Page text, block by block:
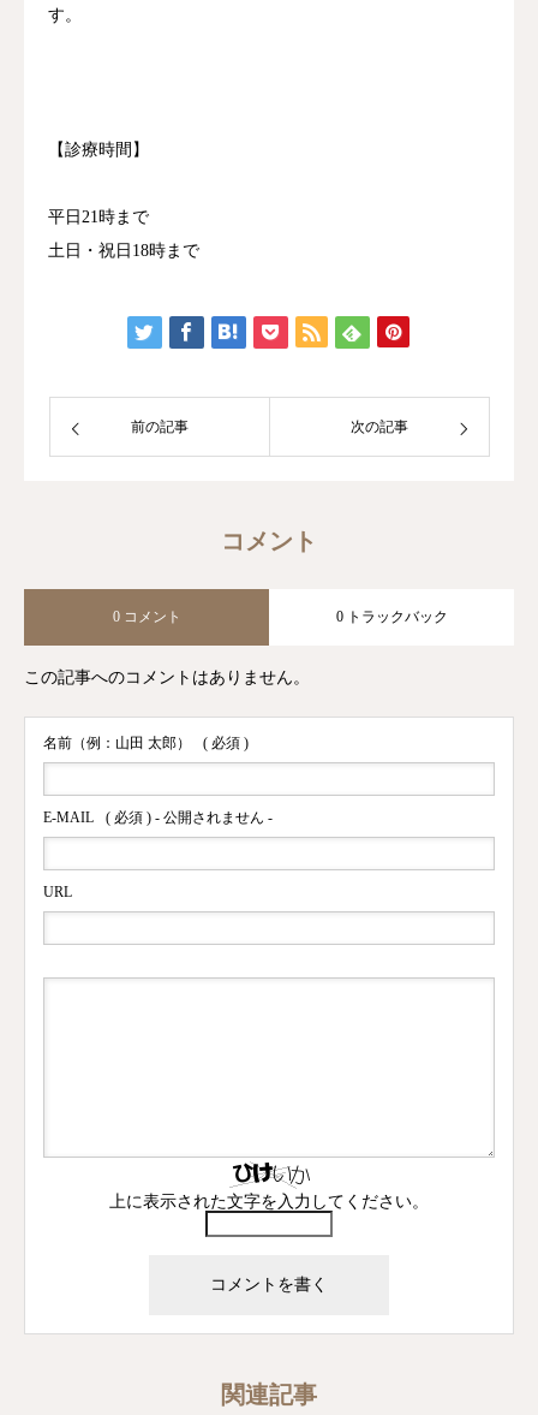
す。
【診療時間】
平日21時まで
土日・祝日18時まで
前の記事 次の記事
コメント
0 コメント 0 トラックバック
この記事へのコメントはありません。
名前（例：山田 太郎） ( 必須 )
E-MAIL ( 必須 ) - 公開されません -
URL
上に表示された文字を入力してください。
関連記事